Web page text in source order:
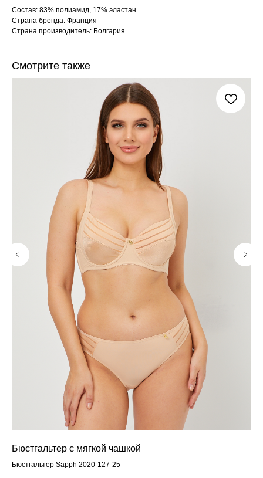
Состав: 83% полиамид, 17% эластан
Страна бренда: Франция
Страна производитель: Болгария
Смотрите также
Бюстгальтер с мягкой чашкой
Бюстгальтер Sapph 2020-127-25